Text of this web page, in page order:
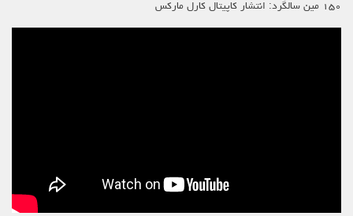
۱۵۰ مین سالگرد: انتشار کاپیتال کارل مارکس